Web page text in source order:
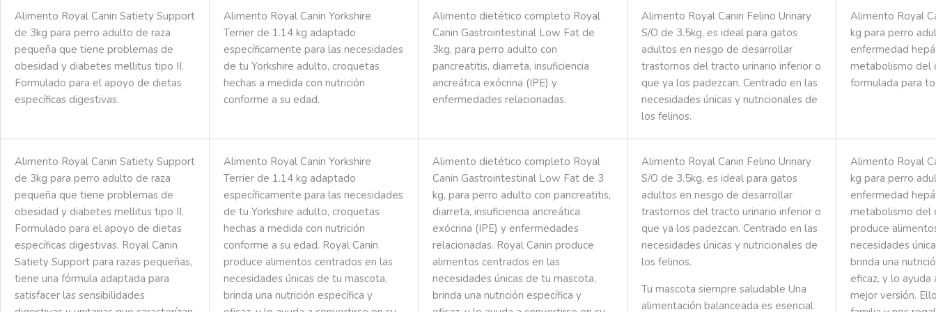
Alimento Royal Canin Satiety Support
de 3kg para perro adulto de raza
pequeña que tiene problemas de
obesidad y diabetes mellitus tipo II.
Formulado para el apoyo de dietas
específicas digestivas.
Alimento Royal Canin Yorkshire
Terrier de 1.14 kg adaptado
específicamente para las necesidades
de tu Yorkshire adulto, croquetas
hechas a medida con nutrición
conforme a su edad.
Alimento dietético completo Royal
Canin Gastrointestinal Low Fat de
3kg, para perro adulto con
pancreatitis, diarreta, insuficiencia
ancreática exócrina (IPE) y
enfermedades relacionadas.
Alimento Royal Canin Felino Urinary
S/O de 3.5kg, es ideal para gatos
adultos en riesgo de desarrollar
trastornos del tracto urinario inferior o
que ya los padezcan. Centrado en las
necesidades únicas y nutricionales de
los felinos.
Alimento Royal
kg para perro
enfermedad
metabolismo del
formulada para
Alimento Royal Canin Satiety Support
de 3kg para perro adulto de raza
pequeña que tiene problemas de
obesidad y diabetes mellitus tipo II.
Formulado para el apoyo de dietas
específicas digestivas. Royal Canin
Satiety Support para razas pequeñas,
tiene una fórmula adaptada para
satisfacer las sensibilidades
Alimento Royal Canin Yorkshire
Terrier de 1.14 kg adaptado
específicamente para las necesidades
de tu Yorkshire adulto, croquetas
hechas a medida con nutrición
conforme a su edad. Royal Canin
produce alimentos centrados en las
necesidades únicas de tu mascota,
brinda una nutrición específica y
Alimento dietético completo Royal
Canin Gastrointestinal Low Fat de 3
kg, para perro adulto con pancreatitis,
diarreta, insuficiencia ancreática
exócrina (IPE) y enfermedades
relacionadas. Royal Canin produce
alimentos centrados en las
necesidades únicas de tu mascota,
brinda una nutrición específica y
Alimento Royal Canin Felino Urinary
S/O de 3.5kg, es ideal para gatos
adultos en riesgo de desarrollar
trastornos del tracto urinario inferior o
que ya los padezcan. Centrado en las
necesidades únicas y nutricionales de
los felinos.
Tu mascota siempre saludable Una
alimentación balanceada es esencial
Alimento Royal
kg para perro
enfermedad
metabolismo del
produce
necesidades
brinda una
eficaz, y lo ayuda
mejor versión.